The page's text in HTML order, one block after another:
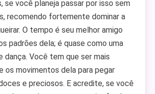
se você planeja passar por isso sem
recomendo fortemente dominar a
O tempo é seu melhor amigo
padrões dela; é quase como uma
dança. Você tem que ser mais
os movimentos dela para pegar
e preciosos. E acredite, se você